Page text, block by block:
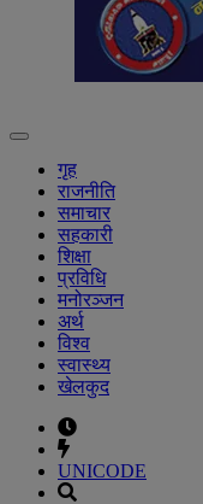
गृह
राजनीति
समाचार
सहकारी
शिक्षा
प्रविधि
मनोरञ्जन
अर्थ
विश्व
स्वास्थ्य
खेलकुद
UNICODE